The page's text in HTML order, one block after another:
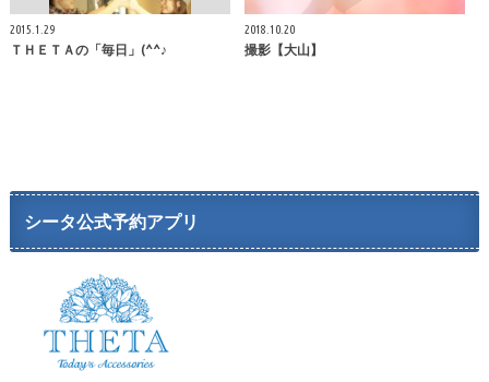
2015.1.29
ＴＨＥＴＡの「毎日」(^^♪
2018.10.20
撮影【大山】
シータ公式予約アプリ